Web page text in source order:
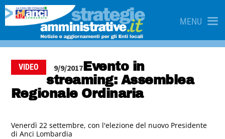
MENU
VIDEO 9/9/2017 Evento in
streaming: Assemblea
Regionale Ordinaria
Venerdì 22 settembre, con l'elezione del nuovo Presidente
di Anci Lombardia